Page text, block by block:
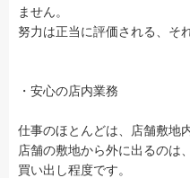
ません。
努力は正当に評価される、そ
・安心の店内業務
仕事のほとんどは、店舗敷地
店舗の敷地から外に出るのは
買い出し程度です。